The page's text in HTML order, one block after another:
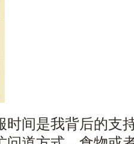
间是我背后的支